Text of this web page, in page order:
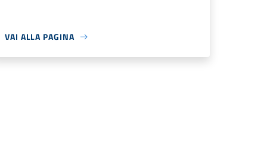
VAI ALLA PAGINA